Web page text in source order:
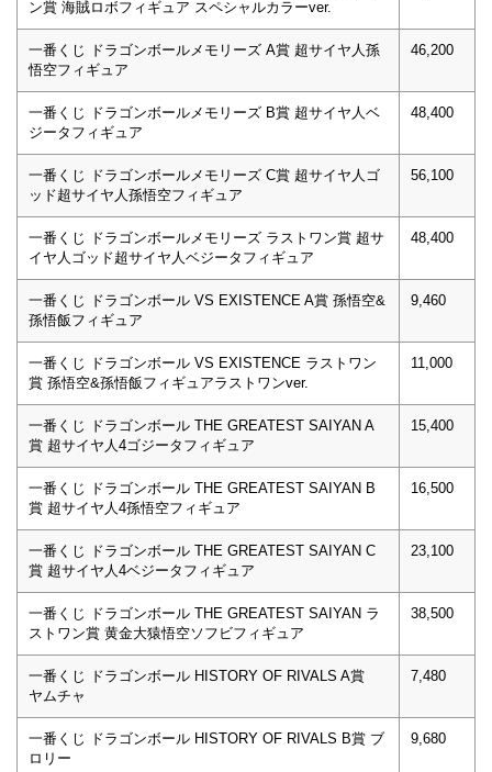
ン賞 海賊ロボフィギュア スペシャルカラーver.
一番くじ ドラゴンボールメモリーズ A賞 超サイヤ人孫
悟空フィギュア
46,200
一番くじ ドラゴンボールメモリーズ B賞 超サイヤ人ベ
ジータフィギュア
48,400
一番くじ ドラゴンボールメモリーズ C賞 超サイヤ人ゴ
ッド超サイヤ人孫悟空フィギュア
56,100
一番くじ ドラゴンボールメモリーズ ラストワン賞 超サ
イヤ人ゴッド超サイヤ人ベジータフィギュア
48,400
一番くじ ドラゴンボール VS EXISTENCE A賞 孫悟空&
孫悟飯フィギュア
9,460
一番くじ ドラゴンボール VS EXISTENCE ラストワン
賞 孫悟空&孫悟飯フィギュアラストワンver.
11,000
一番くじ ドラゴンボール THE GREATEST SAIYAN A
賞 超サイヤ人4ゴジータフィギュア
15,400
一番くじ ドラゴンボール THE GREATEST SAIYAN B
賞 超サイヤ人4孫悟空フィギュア
16,500
一番くじ ドラゴンボール THE GREATEST SAIYAN C
賞 超サイヤ人4ベジータフィギュア
23,100
一番くじ ドラゴンボール THE GREATEST SAIYAN ラ
ストワン賞 黄金大猿悟空ソフビフィギュア
38,500
一番くじ ドラゴンボール HISTORY OF RIVALS A賞
ヤムチャ
7,480
一番くじ ドラゴンボール HISTORY OF RIVALS B賞 ブ
ロリー
9,680